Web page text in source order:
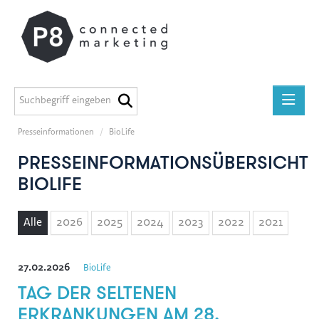
Presseinformationen
medilab
P8 Marketing informiert
Midstad
Österreichische Apothekerkammer
Miba Gruppe
Presseinformationen / BioLife
PRESSEINFORMATIONSÜBERSICHT
BIOLIFE
Alle 2026 2025 2024 2023 2022 2021
27.02.2026 BioLife
TAG DER SELTENEN